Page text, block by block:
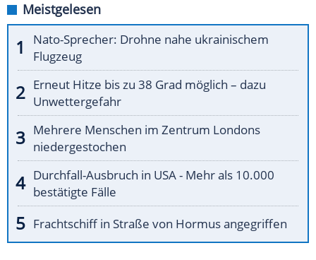
Meistgelesen
Nato-Sprecher: Drohne nahe ukrainischem
Flugzeug
Erneut Hitze bis zu 38 Grad möglich – dazu
Unwettergefahr
Mehrere Menschen im Zentrum Londons
niedergestochen
Durchfall-Ausbruch in USA - Mehr als 10.000
bestätigte Fälle
Frachtschiff in Straße von Hormus angegriffen